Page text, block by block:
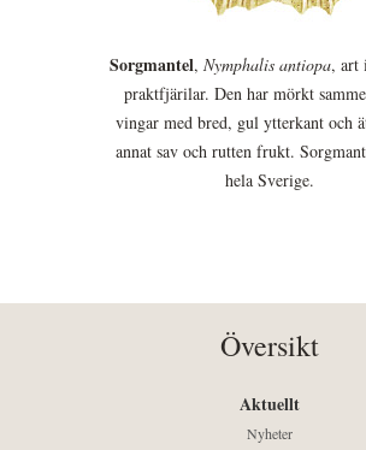
Sorgmantel, Nymphalis antiopa, art
praktfjärilar. Den har mörkt
vingar med bred, gul ytterkant och
annat sav och rutten frukt.
hela Sverige.
Översikt
Aktuellt
Nyheter